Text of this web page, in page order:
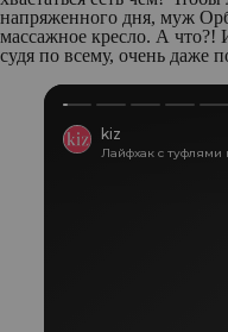
напряженного дня, муж
массажное кресло. А
судя по всему, очень даже